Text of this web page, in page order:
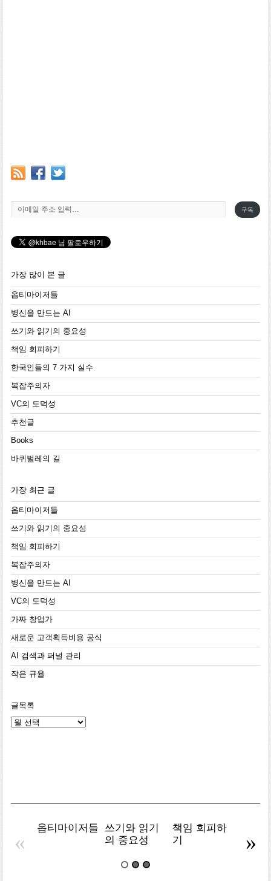
이메일 주소 입력…
구독
가장 많이 본 글
옵티마이저들
병신을 만드는 AI
쓰기와 읽기의 중요성
책임 회피하기
한국인들의 7 가지 실수
복잡주의자
VC의 도덕성
추천글
Books
바퀴벌레의 길
가장 최근 글
옵티마이저들
쓰기와 읽기의 중요성
책임 회피하기
복잡주의자
병신을 만드는 AI
VC의 도덕성
가짜 창업가
새로운 고객획득비용 공식
AI 검색과 퍼널 관리
작은 규율
글목록
글
옵티마이저들
쓰기와 읽기
의 중요성
책임 회피하
기
« »